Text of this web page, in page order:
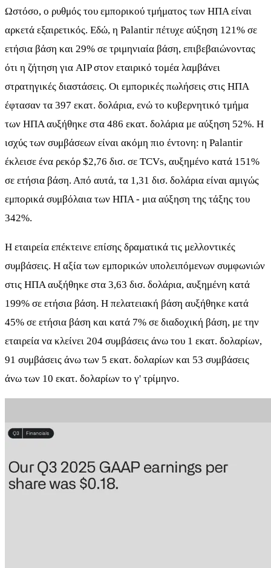
Ωστόσο, ο ρυθμός του εμπορικού τμήματος των ΗΠΑ είναι
αρκετά εξαιρετικός. Εδώ, η Palantir πέτυχε αύξηση 121% σε
ετήσια βάση και 29% σε τριμηνιαία βάση, επιβεβαιώνοντας
ότι η ζήτηση για AIP στον εταιρικό τομέα λαμβάνει
στρατηγικές διαστάσεις. Οι εμπορικές πωλήσεις στις ΗΠΑ
έφτασαν τα 397 εκατ. δολάρια, ενώ το κυβερνητικό τμήμα
των ΗΠΑ αυξήθηκε στα 486 εκατ. δολάρια με αύξηση 52%. Η
ισχύς των συμβάσεων είναι ακόμη πιο έντονη: η Palantir
έκλεισε ένα ρεκόρ $2,76 δισ. σε TCVs, αυξημένο κατά 151%
σε ετήσια βάση. Από αυτά, τα 1,31 δισ. δολάρια είναι αμιγώς
εμπορικά συμβόλαια των ΗΠΑ - μια αύξηση της τάξης του
342%.
Η εταιρεία επέκτεινε επίσης δραματικά τις μελλοντικές
συμβάσεις. Η αξία των εμπορικών υπολειπόμενων συμφωνιών
στις ΗΠΑ αυξήθηκε στα 3,63 δισ. δολάρια, αυξημένη κατά
199% σε ετήσια βάση. Η πελατειακή βάση αυξήθηκε κατά
45% σε ετήσια βάση και κατά 7% σε διαδοχική βάση, με την
εταιρεία να κλείνει 204 συμβάσεις άνω του 1 εκατ. δολαρίων,
91 συμβάσεις άνω των 5 εκατ. δολαρίων και 53 συμβάσεις
άνω των 10 εκατ. δολαρίων το γ' τρίμηνο.